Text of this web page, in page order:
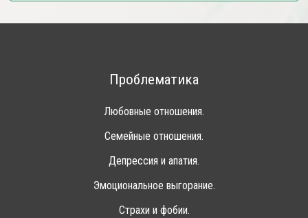
Проблематика
Любовные отношения.
Семейные отношения.
Депрессия и апатия.
Эмоциональное выгорание.
Страхи и фобии.